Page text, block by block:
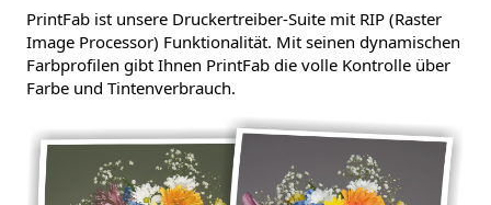
PrintFab ist unsere Druckertreiber-Suite mit RIP (Raster
Image Processor) Funktionalität. Mit seinen dynamischen
Farbprofilen gibt Ihnen PrintFab die volle Kontrolle über
Farbe und Tintenverbrauch.